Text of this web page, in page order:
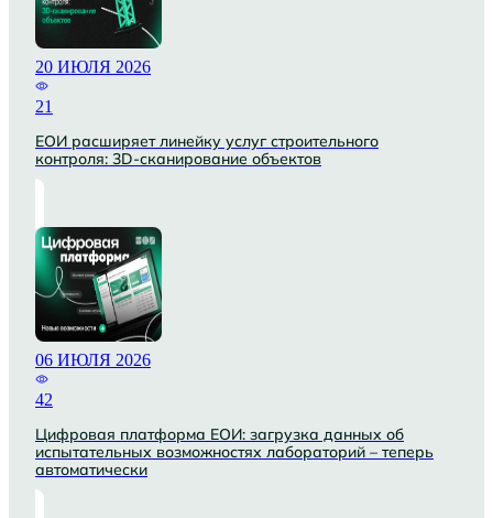
20 ИЮЛЯ 2026
21
ЕОИ расширяет линейку услуг строительного
контроля: 3D-сканирование объектов
06 ИЮЛЯ 2026
42
Цифровая платформа ЕОИ: загрузка данных об
испытательных возможностях лабораторий – теперь
автоматически